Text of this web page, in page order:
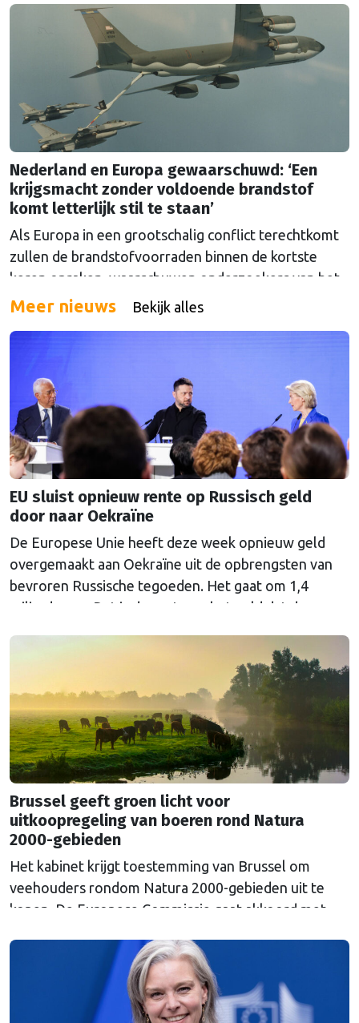
Nederland en Europa gewaarschuwd: ‘Een
krijgsmacht zonder voldoende brandstof
komt letterlijk stil te staan’
Als Europa in een grootschalig conflict terechtkomt
zullen de brandstofvoorraden binnen de kortste
keren opraken, waarschuwen onderzoekers van het
The Hague Centre for Strategic Studies. Vooral
Meer nieuws Bekijk alles
EU sluist opnieuw rente op Russisch geld
door naar Oekraïne
De Europese Unie heeft deze week opnieuw geld
overgemaakt aan Oekraïne uit de opbrengsten van
bevroren Russische tegoeden. Het gaat om 1,4
miljard euro. Dat is de rente op het geld dat de
Euroclear parkeerde. De EU bevroor dat geld na de
Continued
Brussel geeft groen licht voor
uitkoopregeling van boeren rond Natura
2000-gebieden
Het kabinet krijgt toestemming van Brussel om
veehouders rondom Natura 2000-gebieden uit te
kopen. De Europese Commissie gaat akkoord met